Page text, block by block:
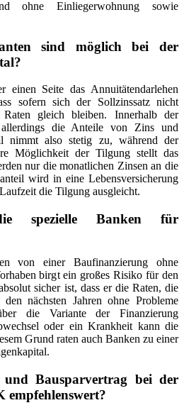
ohne Einliegerwohnung sowie
sind möglich bei der
Seite das Annuitätendarlehen
sofern sich der Sollzinssatz nicht
gleich bleiben. Innerhalb der
die Anteile von Zins und
nimmt also stetig zu, während der
Möglichkeit der Tilgung stellt das
nur die monatlichen Zinsen an die
wird in eine Lebensversicherung
die Tilgung ausgleicht.
spezielle Banken für
von einer Baufinanzierung ohne
birgt ein großes Risiko für den
sicher ist, dass er die Raten, die
nächsten Jahren ohne Probleme
die Variante der Finanzierung
oder ein Krankheit kann die
Grund raten auch Banken zu einer
und Bausparvertrag bei der
empfehlenswert?